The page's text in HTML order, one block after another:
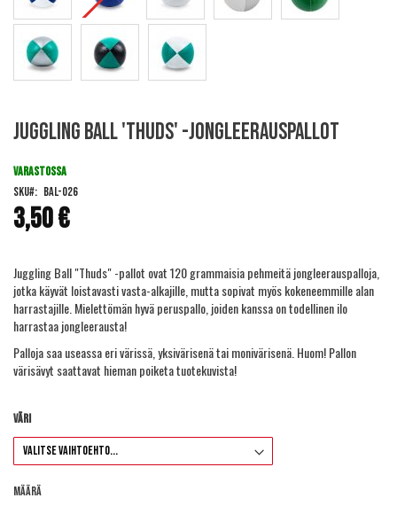
beginning
the
images
gallery
Juggling Ball 'Thuds' -jongleerauspallot
3,50 €
VARASTOSSA
SKU
BAL-026
Juggling Ball "Thuds" -pallot ovat 120 grammaisia pehmeitä jongleerauspalloja,
jotka käyvät loistavasti vasta-alkajille, mutta sopivat myös kokeneemmille alan
harrastajille. Mielettömän hyvä peruspallo, joiden kanssa on todellinen ilo
harrastaa jongleerausta!
Palloja saa useassa eri värissä, yksivärisenä tai monivärisenä. Huom! Pallon
värisävyt saattavat hieman poiketa tuotekuvista!
Väri
Määrä